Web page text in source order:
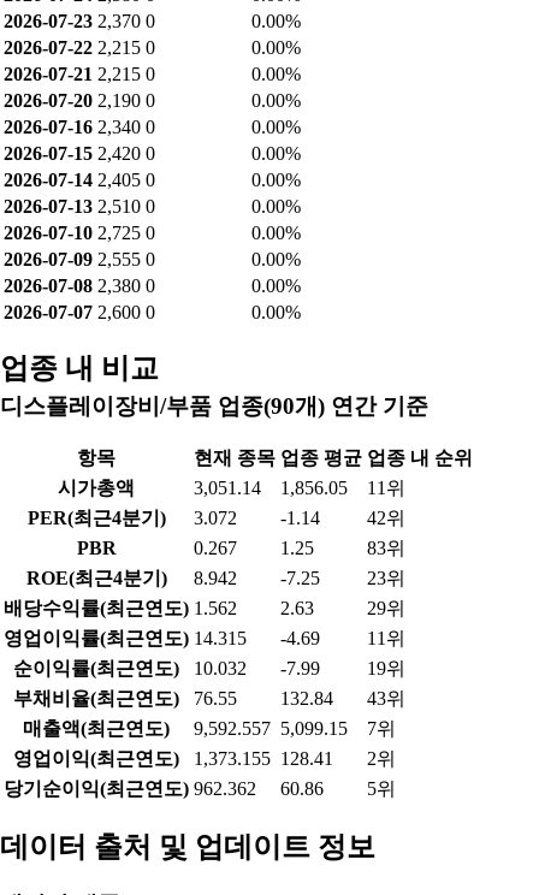
2026-07-23 2,370 0
0.00%
2026-07-22 2,215 0
0.00%
2026-07-21 2,215 0
0.00%
2026-07-20 2,190 0
0.00%
2026-07-16 2,340 0
0.00%
2026-07-15 2,420 0
0.00%
2026-07-14 2,405 0
0.00%
2026-07-13 2,510 0
0.00%
2026-07-10 2,725 0
0.00%
2026-07-09 2,555 0
0.00%
2026-07-08 2,380 0
0.00%
2026-07-07 2,600 0 0.00%
업종 내 비교
디스플레이장비/부품 업종(90개) 연간 기준
항목 현재 종목 업종 평균 업종 내 순위
시가총액
3,051.14 1,856.05
11위
PER(최근4분기)
3.072 -1.14
42위
PBR
0.267 1.25
83위
ROE(최근4분기)
8.942 -7.25
23위
배당수익률(최근연도) 1.562 2.63
29위
영업이익률(최근연도) 14.315 -4.69
11위
순이익률(최근연도)
10.032 -7.99
19위
부채비율(최근연도)
76.55 132.84
43위
매출액(최근연도)
9,592.557 5,099.15
7위
영업이익(최근연도)
1,373.155 128.41
2위
당기순이익(최근연도) 962.362 60.86 5위
데이터 출처 및 업데이트 정보